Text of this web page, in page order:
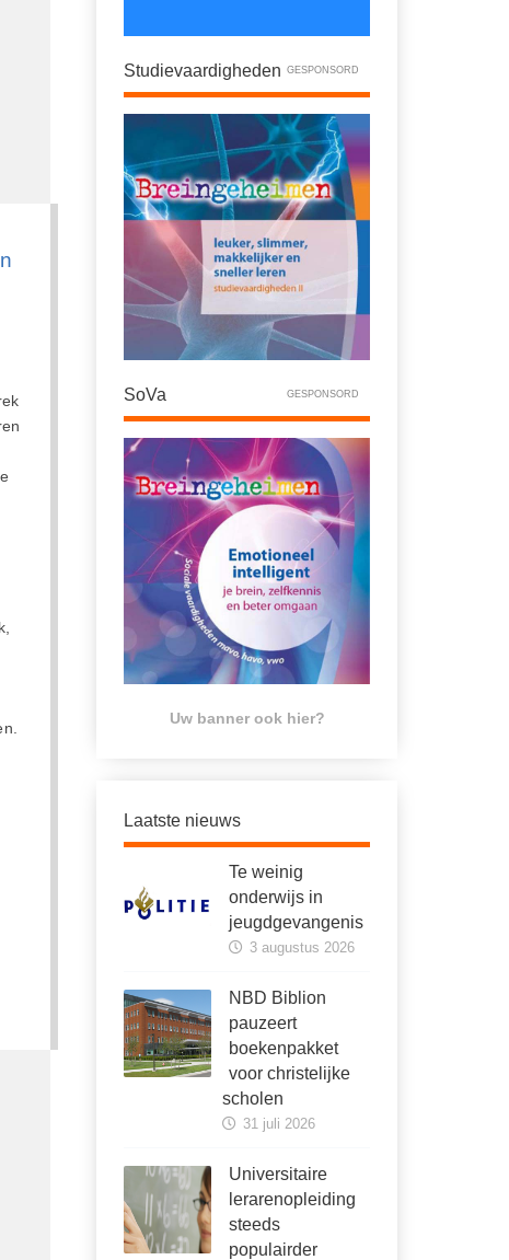
Studievaardigheden GESPONSORD
SoVa GESPONSORD
Uw banner ook hier?
Laatste nieuws
Te weinig
onderwijs in
jeugdgevangenis
3 augustus 2026
NBD Biblion
pauzeert
boekenpakket
voor christelijke
scholen
31 juli 2026
Universitaire
lerarenopleiding
steeds
populairder